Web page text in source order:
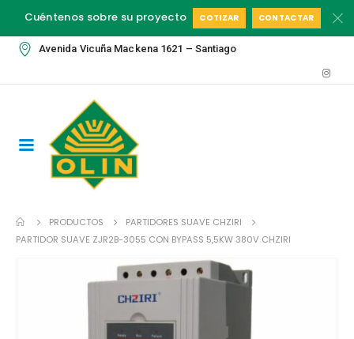
Cuéntenos sobre su proyecto COTIZAR CONTACTAR
Avenida Vicuña Mackena 1621 – Santiago
PRODUCTOS
PARTIDORES SUAVE CHZIRI
PARTIDOR SUAVE ZJR2B-3055 CON BYPASS 5,5KW 380V CHZIRI